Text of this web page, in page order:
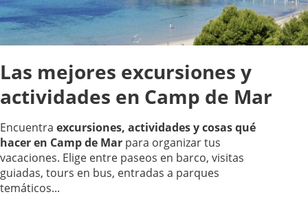
Las mejores excursiones y
actividades en Camp de Mar
Encuentra excursiones, actividades y cosas qué
hacer en Camp de Mar para organizar tus
vacaciones. Elige entre paseos en barco, visitas
guiadas, tours en bus, entradas a parques
temáticos...